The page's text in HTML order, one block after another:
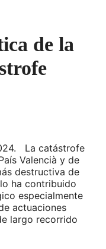
de la
La catástrofe
Valencià y de
destructiva de
ha contribuido
especialmente
actuaciones
largo recorrido